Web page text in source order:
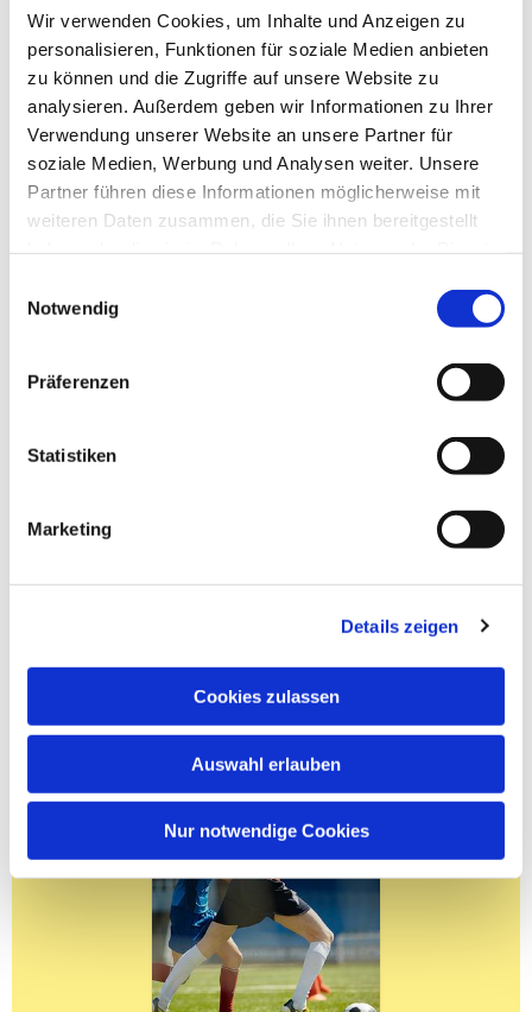
Wir verwenden Cookies, um Inhalte und Anzeigen zu
personalisieren, Funktionen für soziale Medien anbieten
zu können und die Zugriffe auf unsere Website zu
analysieren. Außerdem geben wir Informationen zu Ihrer
Verwendung unserer Website an unsere Partner für
soziale Medien, Werbung und Analysen weiter. Unsere
Partner führen diese Informationen möglicherweise mit
weiteren Daten zusammen, die Sie ihnen bereitgestellt
Notwendig
Präferenzen
Statistiken
Marketing
Details zeigen
Cookies zulassen
Auswahl erlauben
Nur notwendige Cookies